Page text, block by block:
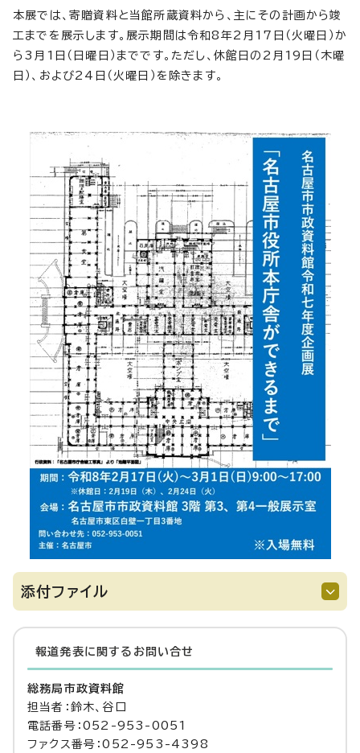
本展では、寄贈資料と当館所蔵資料から、主にその計画から竣
工までを展示します。展示期間は令和8年2月17日（火曜日）か
ら3月1日（日曜日）までです。ただし、休館日の2月19日（木曜
日）、および24日（火曜日）を除きます。
添付ファイル
報道発表に関するお問い合せ
総務局市政資料館
担当者：鈴木、谷口
電話番号：052-953-0051
ファクス番号：052-953-4398